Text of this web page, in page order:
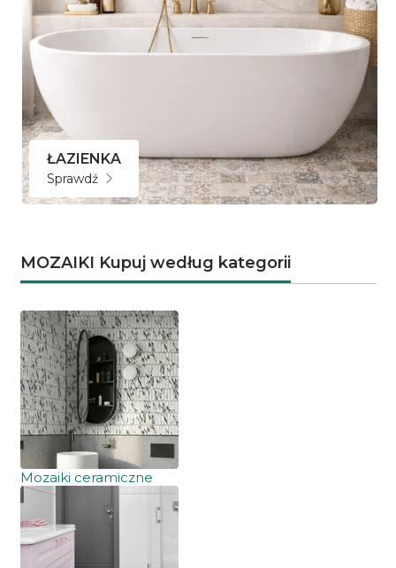
ŁAZIENKA
Sprawdź
MOZAIKI Kupuj według kategorii
Mozaiki ceramiczne